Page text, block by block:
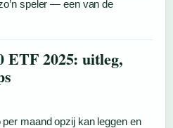
speler — een van de
ETF 2025: uitleg,
maand opzij kan leggen en